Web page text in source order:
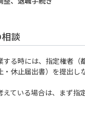
談
る時には、指定権者（
・休止届出書）を提出し
えている場合は、まず指